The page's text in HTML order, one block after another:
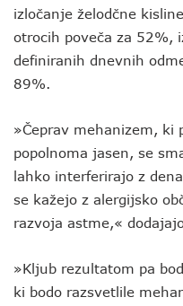
izločanje želodčne
otrocih poveča za 52%,
definiranih dnevnih
89%.
»Čeprav mehanizem, ki
popolnoma jasen, se
lahko interferirajo z
se kažejo z alergijsko
razvoja astme,«
»Kljub rezultatom pa
ki bodo razsvetlile